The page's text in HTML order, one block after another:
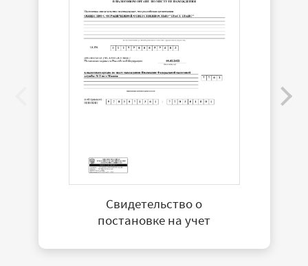
Свидетельство о
постановке на учет